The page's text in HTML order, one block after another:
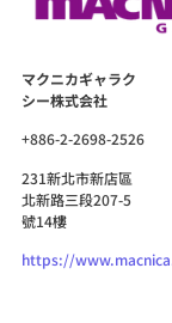
マクニカギャラク
シー株式会社
+886-2-2698-2526
231新北市新店區
北新路三段207-5
號14樓
https://